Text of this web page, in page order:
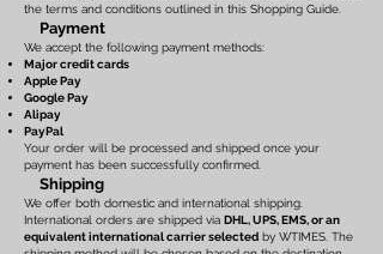
the terms and conditions outlined in this Shopping Guide.
Payment
We accept the following payment methods:
Major credit cards
Apple Pay
Google Pay
Alipay
PayPal
Your order will be processed and shipped once your
payment has been successfully confirmed.
Shipping
We offer both domestic and international shipping.
International orders are shipped via DHL, UPS, EMS, or an
equivalent international carrier selected by WTIMES. The